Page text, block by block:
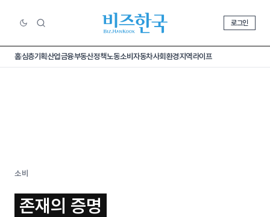
로그인
홈심층기획산업금융부동산정책노동소비 자동차사회환경지역라이프
소비
존재의 증명